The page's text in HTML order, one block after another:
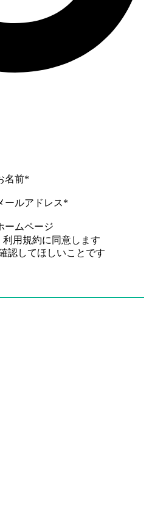
名前*
ールアドレス*
ームページ
利用規約に同意します
認してほしいことです